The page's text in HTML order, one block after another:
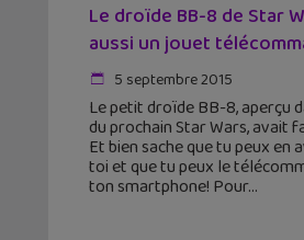
Le droïde BB-8 de Star
aussi un jouet
5 septembre 2015
Le petit droïde BB-8, aperçu
du prochain Star Wars, avait
Et bien sache que tu peux en
toi et que tu peux le
ton smartphone! Pour